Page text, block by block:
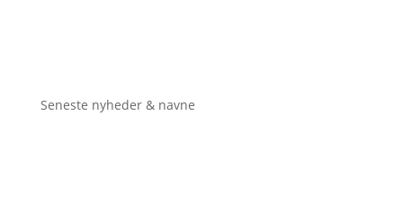
Seneste nyheder & navne